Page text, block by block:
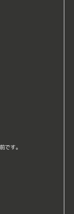
です。